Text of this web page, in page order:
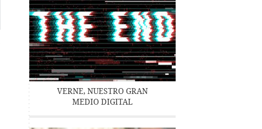
VERNE, NUESTRO GRAN
MEDIO DIGITAL